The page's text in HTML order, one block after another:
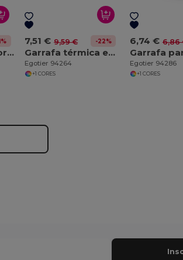
Garrafa de desporto para sublimação 400 mL
7,51 € 9,59 € -22%
Garrafa térmica em aço inoxidável para sublimação 500 mL
Egotier 94264
+1 CORES
6,74 € 6,86
Egotier 94286
+1 CORES